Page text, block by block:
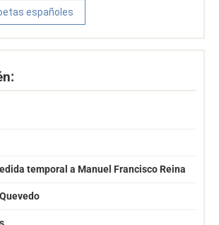
españoles
temporal a Manuel Francisco Reina